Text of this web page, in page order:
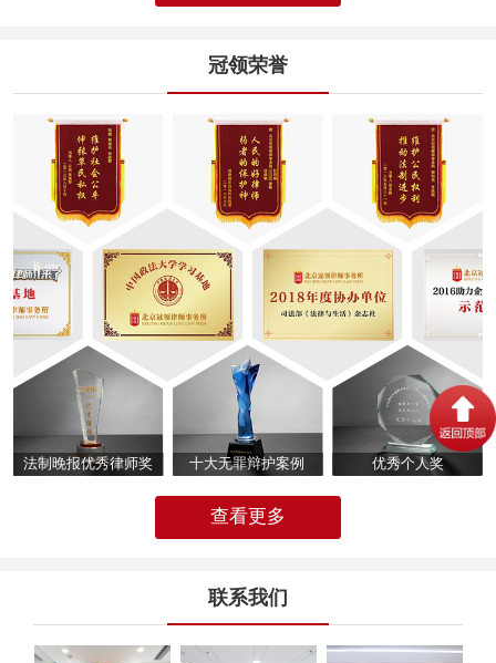
冠领荣誉
法制晚报优秀律师奖 十大无罪辩护案例 优秀个人奖
查看更多
联系我们